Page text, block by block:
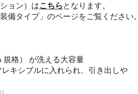
ョン）はこちら となります。
備タイプ」のページをご覧ください。
規格） が洗える大容量
キシブルに入れられ、引き出しや